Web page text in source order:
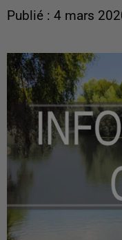
Publié : 4 mars